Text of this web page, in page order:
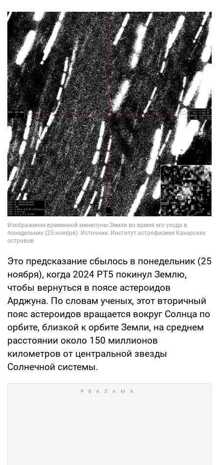
Это предсказание сбылось в понедельник (25
ноября), когда 2024 PT5 покинул Землю,
чтобы вернуться в поясе астероидов
Арджуна. По словам ученых, этот вторичный
пояс астероидов вращается вокруг Солнца по
орбите, близкой к орбите Земли, на среднем
расстоянии около 150 миллионов
километров от центральной звезды
Солнечной системы.